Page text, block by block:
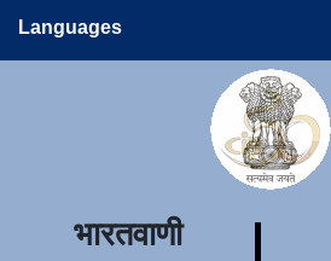
Languages
भारतवाणी